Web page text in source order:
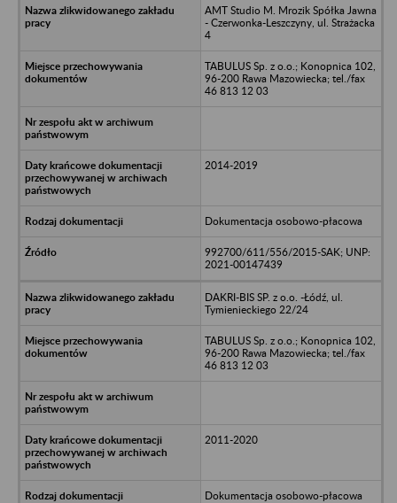
AMT Studio M. Mrozik Spółka Jawna
- Czerwonka-Leszczyny, ul. Strażacka
4
TABULUS Sp. z o.o.; Konopnica 102,
96-200 Rawa Mazowiecka; tel./fax
46 813 12 03
2014-2019
Dokumentacja osobowo-płacowa
992700/611/556/2015-SAK; UNP:
2021-00147439
DAKRI-BIS SP. z o.o. -Łódź, ul.
Tymienieckiego 22/24
TABULUS Sp. z o.o.; Konopnica 102,
96-200 Rawa Mazowiecka; tel./fax
46 813 12 03
2011-2020
Dokumentacja osobowo-płacowa